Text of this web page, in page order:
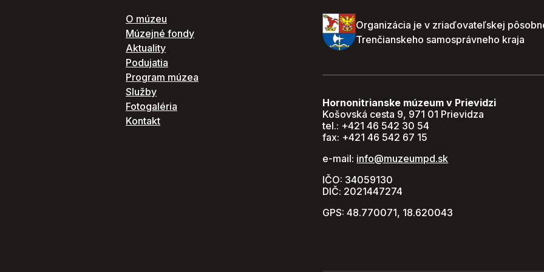
O múzeu
Múzejné fondy
Aktuality
Podujatia
Program múzea
Služby
Fotogaléria
Kontakt
Organizácia je v zriaďovateľskej
Trenčianskeho samosprávneho kraja
Hornonitrianske múzeum v Prievidzi
Košovská cesta 9, 971 01 Prievidza
tel.: +421 46 542 30 54
fax: +421 46 542 67 15
e-mail: info@muzeumpd.sk
IČO: 34059130
DIČ: 2021447274
GPS: 48.770071, 18.620043